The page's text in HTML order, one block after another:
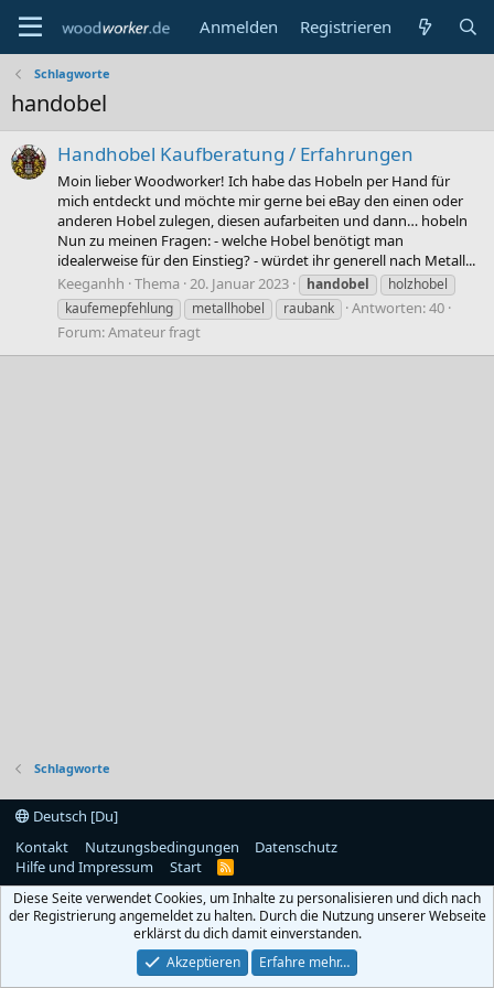
Anmelden Registrieren
Schlagworte
handobel
Handhobel Kaufberatung / Erfahrungen
Moin lieber Woodworker! Ich habe das Hobeln per Hand für
mich entdeckt und möchte mir gerne bei eBay den einen oder
anderen Hobel zulegen, diesen aufarbeiten und dann… hobeln
Nun zu meinen Fragen: - welche Hobel benötigt man
idealerweise für den Einstieg? - würdet ihr generell nach Metall...
Keeganhh Thema 20. Januar 2023 handobel
holzhobel
kaufemepfehlung
metallhobel raubank
Antworten: 40
Forum:Amateur fragt
Schlagworte
Deutsch [Du]
Kontakt
Nutzungsbedingungen
Datenschutz
Hilfe und Impressum
Start
R
S
Diese Seite verwendet Cookies, um Inhalte zu personalisieren und dich nach
der Registrierung angemeldet zu halten. Durch die Nutzung unserer Webseite
erklärst du dich damit einverstanden.
Akzeptieren
Erfahre mehr…